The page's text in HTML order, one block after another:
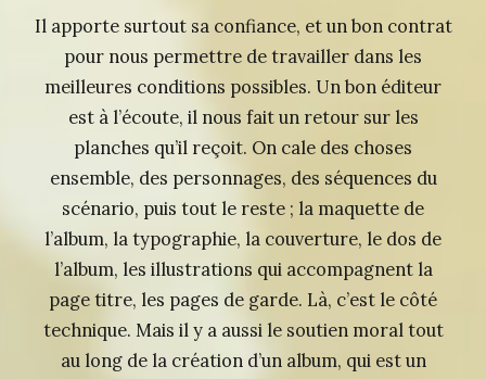
Il apporte surtout sa confiance, et un bon contrat
pour nous permettre de travailler dans les
meilleures conditions possibles. Un bon éditeur
est à l’écoute, il nous fait un retour sur les
planches qu’il reçoit. On cale des choses
ensemble, des personnages, des séquences du
scénario, puis tout le reste ; la maquette de
l’album, la typographie, la couverture, le dos de
l’album, les illustrations qui accompagnent la
page titre, les pages de garde. Là, c’est le côté
technique. Mais il y a aussi le soutien moral tout
au long de la création d’un album, qui est un